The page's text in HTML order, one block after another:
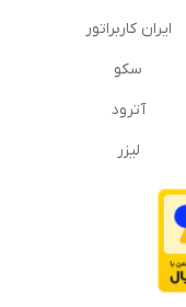
ایران کاربراتور
سکو
آترود
لیزر